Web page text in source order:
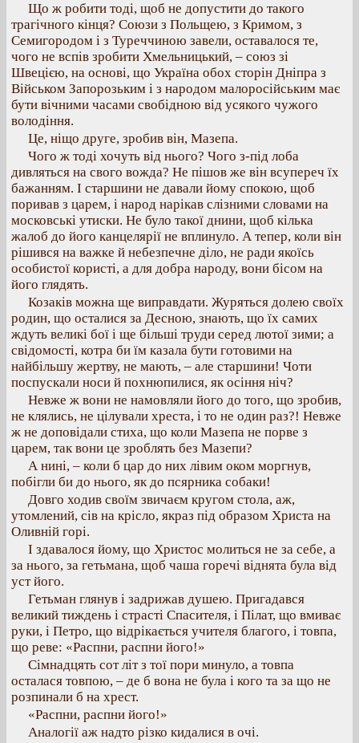
Що ж робити тоді, щоб не допустити до такого
трагічного кінця? Союзи з Польщею, з Кримом, з
Семигородом і з Туреччиною завели, оставалося те,
чого не вспів зробити Хмельницький, – союз зі
Швецією, на основі, що Україна обох сторін Дніпра з
Військом Запорозьким і з народом малоросійським має
бути вічними часами свобідною від усякого чужого
володіння.
Це, ніщо друге, зробив він, Мазепа.
Чого ж тоді хочуть від нього? Чого з-під лоба
дивляться на свого вожда? Не пішов же він всупереч їх
бажанням. І старшини не давали йому спокою, щоб
поривав з царем, і народ нарікав слізними словами на
московські утиски. Не було такої днини, щоб кілька
жалоб до його канцелярії не вплинуло. А тепер, коли він
рішився на важке й небезпечне діло, не ради якоїсь
особистої користі, а для добра народу, вони бісом на
його глядять.
Козаків можна ще виправдати. Журяться долею своїх
родин, що осталися за Десною, знають, що їх самих
ждуть великі бої і ще більші труди серед лютої зими; а
свідомості, котра би їм казала бути готовими на
найбільшу жертву, не мають, – але старшини! Чоти
поспускали носи й похнюпилися, як осіння ніч?
Невже ж вони не намовляли його до того, що зробив,
не клялись, не цілували хреста, і то не один раз?! Невже
ж не доповідали стиха, що коли Мазепа не порве з
царем, так вони це зроблять без Мазепи?
А нині, – коли б цар до них лівим оком моргнув,
побігли би до нього, як до псярника собаки!
Довго ходив своїм звичаєм кругом стола, аж,
утомлений, сів на крісло, якраз під образом Христа на
Оливній горі.
І здавалося йому, що Христос молиться не за себе, а
за нього, за гетьмана, щоб чаша горечі віднята була від
уст його.
Гетьман глянув і задрижав душею. Пригадався
великий тиждень і страсті Спасителя, і Пілат, що вмиває
руки, і Петро, що відрікається учителя благого, і товпа,
що реве: «Распни, распни його!»
Сімнадцять сот літ з тої пори минуло, а товпа
осталася товпою, – де б вона не була і кого та за що не
розпинали б на хрест.
«Распни, распни його!»
Аналогії аж надто різко кидалися в очі.